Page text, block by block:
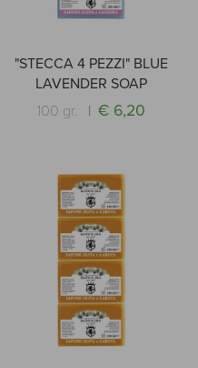
"STECCA 4 PEZZI" BLUE
LAVENDER SOAP
100 gr.
€ 6,20